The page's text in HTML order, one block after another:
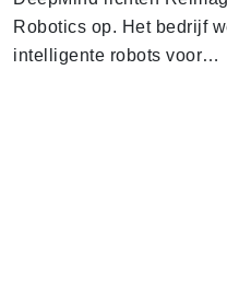
Robotics op. Het bedrijf
intelligente robots voor…